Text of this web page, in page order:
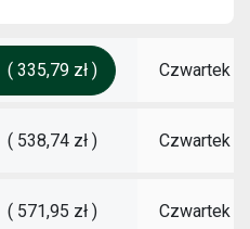
( 335,79 zł ) Czwartek
( 538,74 zł ) Czwartek
( 571,95 zł ) Czwartek